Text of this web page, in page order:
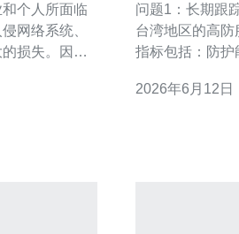
个人所面临
网络系统、
损失。因
。 台湾
问题1：长期跟
台湾地区的高
指标包括：防护
署灵活性（节点
2026年6月12日